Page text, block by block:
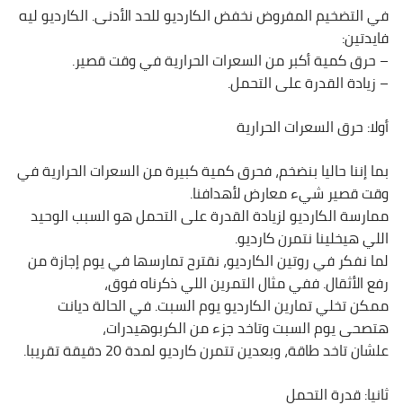
في التضخيم المفروض نخفض الكارديو للحد الأدنى. الكارديو ليه
فايدتين:
– حرق كمية أكبر من السعرات الحرارية في وقت قصير.
– زيادة القدرة على التحمل.
أولا: حرق السعرات الحرارية
بما إننا حاليا بنضخم، فحرق كمية كبيرة من السعرات الحرارية في
وقت قصير شيء معارض لأهدافنا.
ممارسة الكارديو لزيادة القدرة على التحمل هو السبب الوحيد
اللي هيخلينا نتمرن كارديو.
لما نفكر في روتين الكارديو، نقترح تمارسها في يوم إجازة من
رفع الأثقال. ففي مثال التمرين اللي ذكرناه فوق،
ممكن تخلي تمارين الكارديو يوم السبت. في الحالة ديانت
هتصحى يوم السبت وتاخد جزء من الكربوهيدرات،
علشان تاخد طاقة، وبعدين تتمرن كارديو لمدة 20 دقيقة تقريبا.
ثانيا: قدرة التحمل